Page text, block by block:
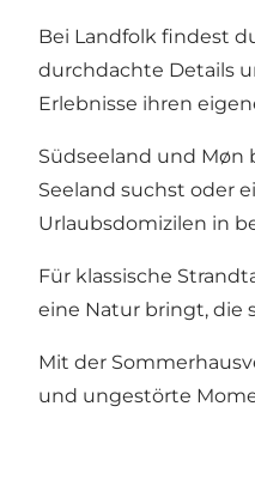
Bei Landfolk findest
durchdachte Details
Erlebnisse ihren
Südseeland und Møn
Seeland suchst oder
Urlaubsdomizilen in
Für klassische
eine Natur bringt, die
Mit der
und ungestörte